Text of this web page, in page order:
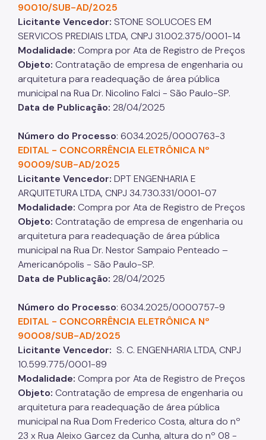
90010/SUB-AD/2025
Licitante Vencedor: STONE SOLUCOES EM
SERVICOS PREDIAIS LTDA, CNPJ 31.002.375/0001-14
Modalidade: Compra por Ata de Registro de Preços​​​​​​​
Objeto: Contratação de empresa de engenharia ou
arquitetura para readequação de área pública
municipal na Rua Dr. Nicolino Falci - São Paulo-SP.​​​​​​​​​​​​​​
Data de Publicação: 28/04/2025
Número do Processo: 6034.2025/0000763-3​​​​​​​
EDITAL - CONCORRÊNCIA ELETRÔNICA Nº
90009/SUB-AD/2025
Licitante Vencedor: DPT ENGENHARIA E
ARQUITETURA LTDA, CNPJ 34.730.331/0001-07
Modalidade: Compra por Ata de Registro de Preços​​​​​​​
Objeto: Contratação de empresa de engenharia ou
arquitetura para readequação de área pública
municipal na Rua Dr. Nestor Sampaio Penteado –
Americanópolis - São Paulo-SP.​​​​​​​
Data de Publicação: 28/04/2025
Número do Processo: 6034.2025/0000757-9
EDITAL - CONCORRÊNCIA ELETRÔNICA Nº
90008/SUB-AD/2025
Licitante Vencedor: S. C. ENGENHARIA LTDA, CNPJ
10.599.775/0001-89
Modalidade: Compra por Ata de Registro de Preços​​​​​​​
Objeto: Contratação de empresa de engenharia ou
arquitetura para readequação de área pública
municipal na Rua Dom Frederico Costa, altura do nº
23 x Rua Aleixo Garcez da Cunha, altura do nº 08 -